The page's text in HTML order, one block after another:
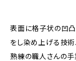
表面に格子状の凹
をし染め上げる技
熟練の職人さんの